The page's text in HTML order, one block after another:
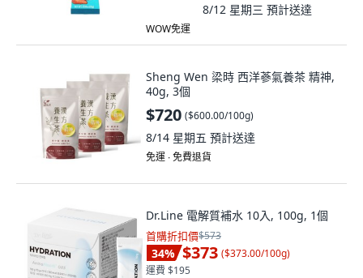
8/12 星期三 預計送達
WOW免運
Sheng Wen 梁時 西洋蔘氣養茶 精神,
40g, 3個
$720 ($600.00/100g)
8/14 星期五 預計送達
免運 ∙ 免費退貨
Dr.Line 電解質補水 10入, 100g, 1個
首購折扣價$573
34% $373 ($373.00/100g)
運費 $195